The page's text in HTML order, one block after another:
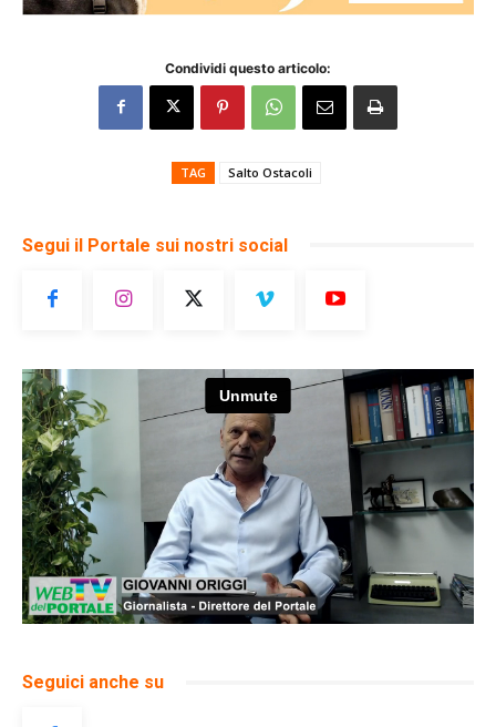
Condividi questo articolo:
TAG Salto Ostacoli
Segui il Portale sui nostri social
Seguici anche su